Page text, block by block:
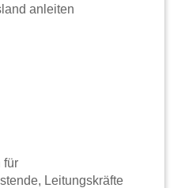
anleiten
für
Leitungskräfte